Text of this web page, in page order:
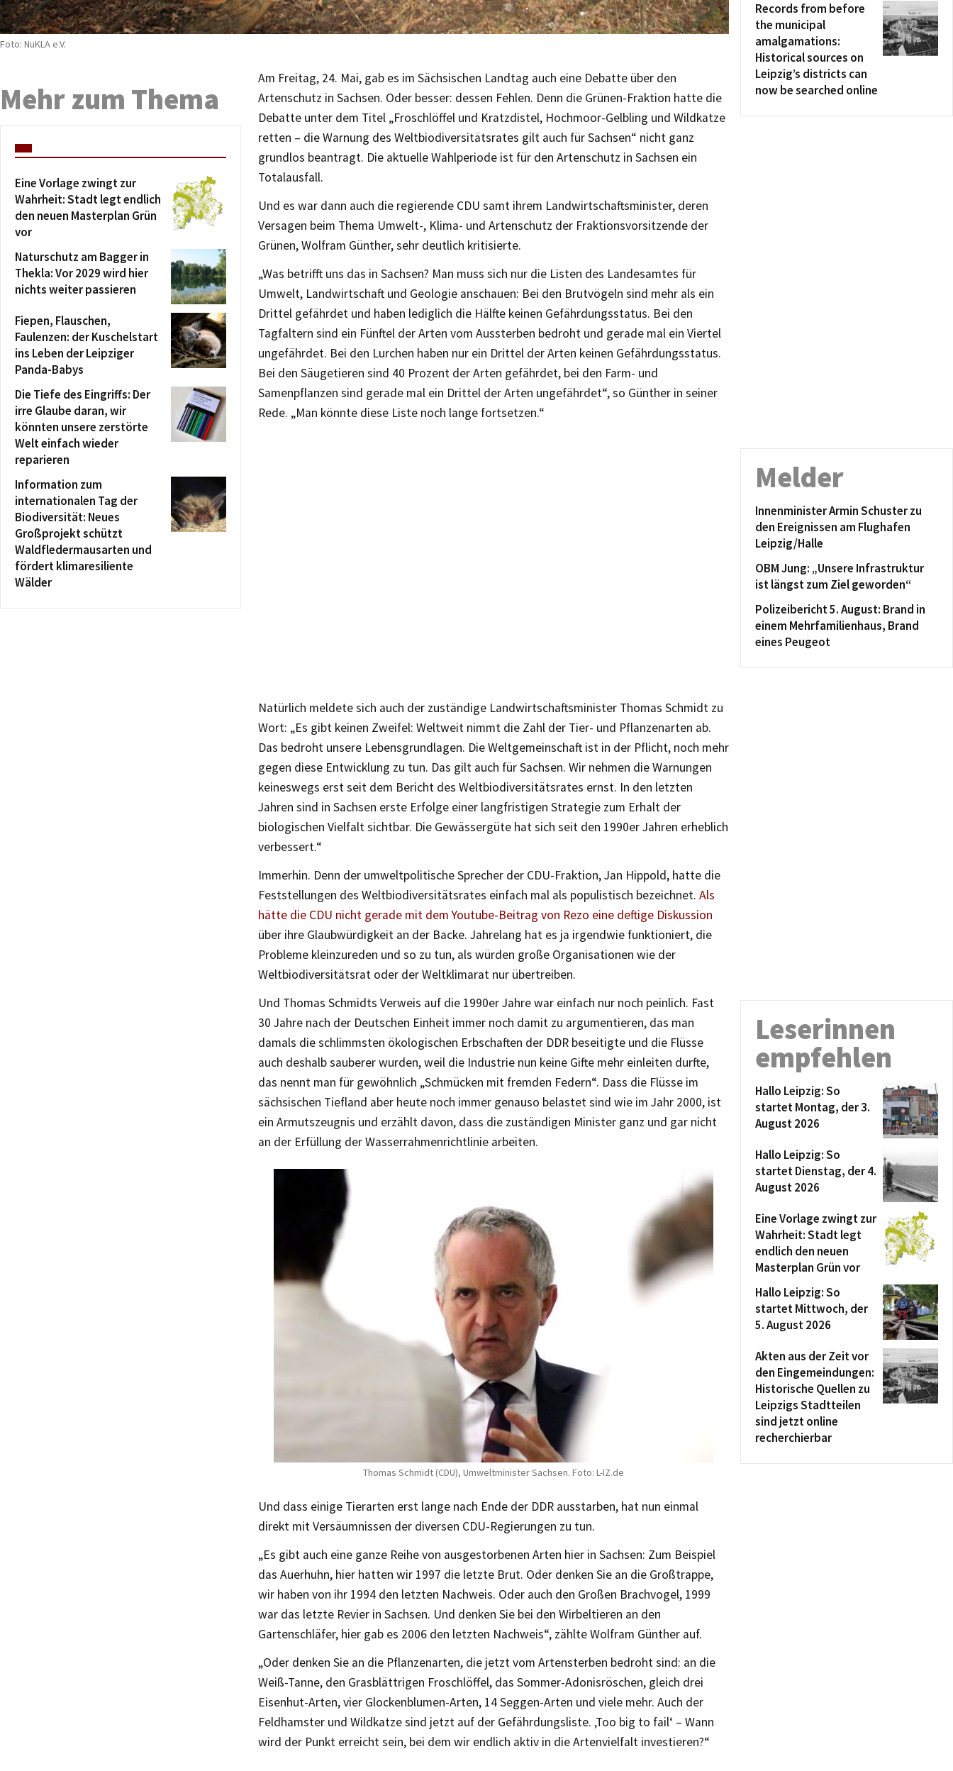
Foto: NuKLA e.V.
Am Freitag, 24. Mai, gab es im Sächsischen Landtag auch eine Debatte über den
Artenschutz in Sachsen. Oder besser: dessen Fehlen. Denn die Grünen-Fraktion hatte die
Debatte unter dem Titel „Froschlöffel und Kratzdistel, Hochmoor-Gelbling und Wildkatze
retten – die Warnung des Weltbiodiversitätsrates gilt auch für Sachsen“ nicht ganz
grundlos beantragt. Die aktuelle Wahlperiode ist für den Artenschutz in Sachsen ein
Totalausfall.
Und es war dann auch die regierende CDU samt ihrem Landwirtschaftsminister, deren
Versagen beim Thema Umwelt-, Klima- und Artenschutz der Fraktionsvorsitzende der
Grünen, Wolfram Günther, sehr deutlich kritisierte.
„Was betrifft uns das in Sachsen? Man muss sich nur die Listen des Landesamtes für
Umwelt, Landwirtschaft und Geologie anschauen: Bei den Brutvögeln sind mehr als ein
Drittel gefährdet und haben lediglich die Hälfte keinen Gefährdungsstatus. Bei den
Tagfaltern sind ein Fünftel der Arten vom Aussterben bedroht und gerade mal ein Viertel
ungefährdet. Bei den Lurchen haben nur ein Drittel der Arten keinen Gefährdungsstatus.
Bei den Säugetieren sind 40 Prozent der Arten gefährdet, bei den Farm- und
Samenpflanzen sind gerade mal ein Drittel der Arten ungefährdet“, so Günther in seiner
Rede. „Man könnte diese Liste noch lange fortsetzen.“
Natürlich meldete sich auch der zuständige Landwirtschaftsminister Thomas Schmidt zu
Wort: „Es gibt keinen Zweifel: Weltweit nimmt die Zahl der Tier- und Pflanzenarten ab.
Das bedroht unsere Lebensgrundlagen. Die Weltgemeinschaft ist in der Pflicht, noch mehr
gegen diese Entwicklung zu tun. Das gilt auch für Sachsen. Wir nehmen die Warnungen
keineswegs erst seit dem Bericht des Weltbiodiversitätsrates ernst. In den letzten
Jahren sind in Sachsen erste Erfolge einer langfristigen Strategie zum Erhalt der
biologischen Vielfalt sichtbar. Die Gewässergüte hat sich seit den 1990er Jahren erheblich
verbessert.“
Immerhin. Denn der umweltpolitische Sprecher der CDU-Fraktion, Jan Hippold, hatte die
Feststellungen des Weltbiodiversitätsrates einfach mal als populistisch bezeichnet. Als
hätte die CDU nicht gerade mit dem Youtube-Beitrag von Rezo eine deftige Diskussion
über ihre Glaubwürdigkeit an der Backe. Jahrelang hat es ja irgendwie funktioniert, die
Probleme kleinzureden und so zu tun, als würden große Organisationen wie der
Weltbiodiversitätsrat oder der Weltklimarat nur übertreiben.
Und Thomas Schmidts Verweis auf die 1990er Jahre war einfach nur noch peinlich. Fast
30 Jahre nach der Deutschen Einheit immer noch damit zu argumentieren, das man
damals die schlimmsten ökologischen Erbschaften der DDR beseitigte und die Flüsse
auch deshalb sauberer wurden, weil die Industrie nun keine Gifte mehr einleiten durfte,
das nennt man für gewöhnlich „Schmücken mit fremden Federn“. Dass die Flüsse im
sächsischen Tiefland aber heute noch immer genauso belastet sind wie im Jahr 2000, ist
ein Armutszeugnis und erzählt davon, dass die zuständigen Minister ganz und gar nicht
an der Erfüllung der Wasserrahmenrichtlinie arbeiten.
Thomas Schmidt (CDU), Umweltminister Sachsen. Foto: L-IZ.de
Und dass einige Tierarten erst lange nach Ende der DDR ausstarben, hat nun einmal
direkt mit Versäumnissen der diversen CDU-Regierungen zu tun.
„Es gibt auch eine ganze Reihe von ausgestorbenen Arten hier in Sachsen: Zum Beispiel
das Auerhuhn, hier hatten wir 1997 die letzte Brut. Oder denken Sie an die Großtrappe,
wir haben von ihr 1994 den letzten Nachweis. Oder auch den Großen Brachvogel, 1999
war das letzte Revier in Sachsen. Und denken Sie bei den Wirbeltieren an den
Gartenschläfer, hier gab es 2006 den letzten Nachweis“, zählte Wolfram Günther auf.
„Oder denken Sie an die Pflanzenarten, die jetzt vom Artensterben bedroht sind: an die
Weiß-Tanne, den Grasblättrigen Froschlöffel, das Sommer-Adonisröschen, gleich drei
Eisenhut-Arten, vier Glockenblumen-Arten, 14 Seggen-Arten und viele mehr. Auch der
Feldhamster und Wildkatze sind jetzt auf der Gefährdungsliste. ‚Too big to fail‘ – Wann
wird der Punkt erreicht sein, bei dem wir endlich aktiv in die Artenvielfalt investieren?“
Mehr zum Thema
Eine Vorlage zwingt zur
Wahrheit: Stadt legt endlich
den neuen Masterplan Grün
vor
Naturschutz am Bagger in
Thekla: Vor 2029 wird hier
nichts weiter passieren
Fiepen, Flauschen,
Faulenzen: der Kuschelstart
ins Leben der Leipziger
Panda-Babys
Die Tiefe des Eingriffs: Der
irre Glaube daran, wir
könnten unsere zerstörte
Welt einfach wieder
reparieren
Information zum
internationalen Tag der
Biodiversität: Neues
Großprojekt schützt
Waldfledermausarten und
fördert klimaresiliente
Wälder
Records from before
the municipal
amalgamations:
Historical sources on
Leipzig’s districts can
now be searched online
Melder
Innenminister Armin Schuster zu
den Ereignissen am Flughafen
Leipzig/Halle
OBM Jung: „Unsere Infrastruktur
ist längst zum Ziel geworden“
Polizeibericht 5. August: Brand in
einem Mehrfamilienhaus, Brand
eines Peugeot
Leserinnen
empfehlen
Hallo Leipzig: So
startet Montag, der 3.
August 2026
Hallo Leipzig: So
startet Dienstag, der 4.
August 2026
Eine Vorlage zwingt zur
Wahrheit: Stadt legt
endlich den neuen
Masterplan Grün vor
Hallo Leipzig: So
startet Mittwoch, der
5. August 2026
Akten aus der Zeit vor
den Eingemeindungen:
Historische Quellen zu
Leipzigs Stadtteilen
sind jetzt online
recherchierbar